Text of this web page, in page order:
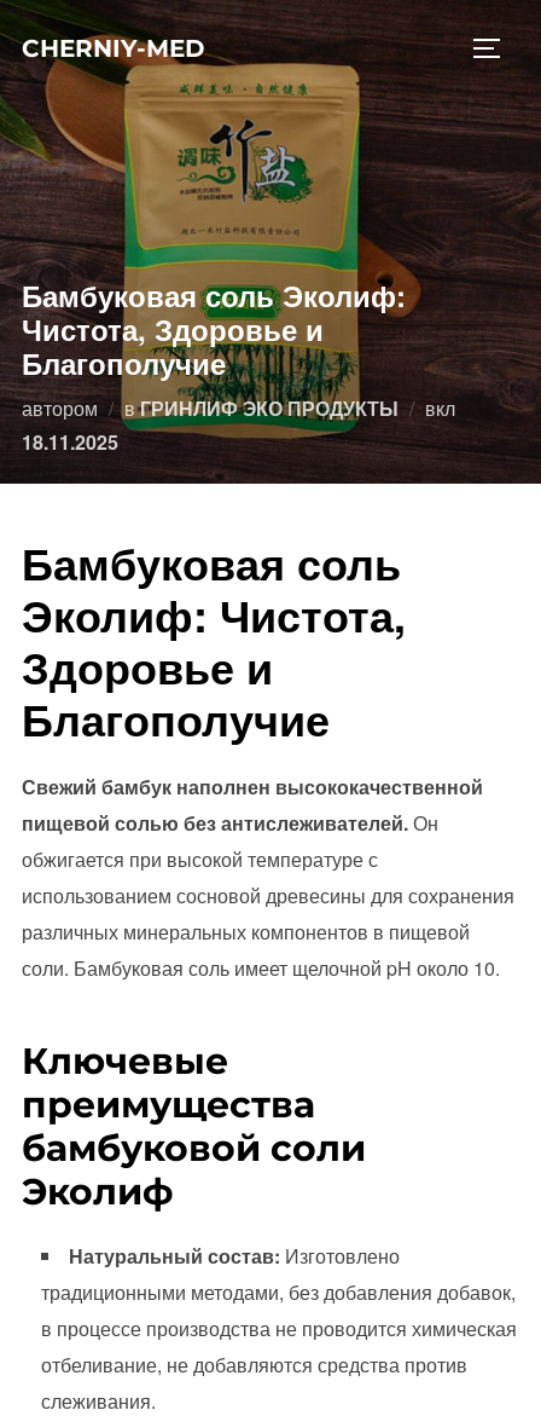
Перейти
содержимому
CHERNIY-MED
Бамбуковая соль Эколиф:
Чистота, Здоровье и
Благополучие
автором вГРИНЛИФ ЭКО ПРОДУКТЫ вкл
18.11.2025
Бамбуковая соль
Эколиф: Чистота,
Здоровье и
Благополучие
Свежий бамбук наполнен высококачественной
пищевой солью без антислеживателей.Он
обжигается при высокой температуре с
использованием сосновой древесины для сохранения
различных минеральных компонентов в пищевой
соли. Бамбуковая соль имеет щелочной pH около 10.
Ключевые
преимущества
бамбуковой соли
Эколиф
Натуральный состав: Изготовлено
традиционными методами, без добавления добавок,
в процессе производства не проводится химическая
отбеливание, не добавляются средства против
слеживания.